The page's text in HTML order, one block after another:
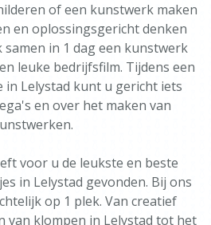
of een kunstwerk maken
en oplossingsgericht denken
samen in 1 dag een kunstwerk
leuke bedrijfsfilm. Tijdens een
Lelystad kunt u gericht iets
en over het maken van
voor u de leukste en beste
in Lelystad gevonden. Bij ons
op 1 plek. Van creatief
van klompen in Lelystad tot het